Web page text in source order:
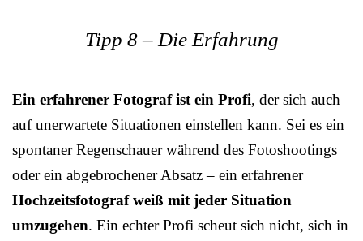
Tipp 8 – Die Erfahrung
Ein erfahrener Fotograf ist ein Profi, der sich auch
auf unerwartete Situationen einstellen kann. Sei es ein
spontaner Regenschauer während des Fotoshootings
oder ein abgebrochener Absatz – ein erfahrener
Hochzeitsfotograf weiß mit jeder Situation
umzugehen. Ein echter Profi scheut sich nicht, sich in